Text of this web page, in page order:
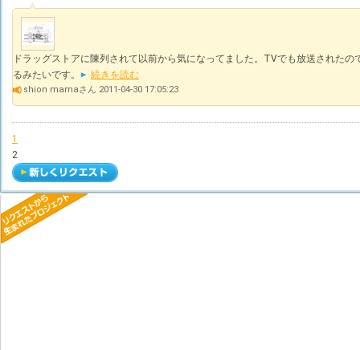
ドラッグストアに陳列されて以前から気になってました。TVでも放送された
るみたいです。
続きを読む
shion mamaさん 2011-04-30 17:05:23
1
2